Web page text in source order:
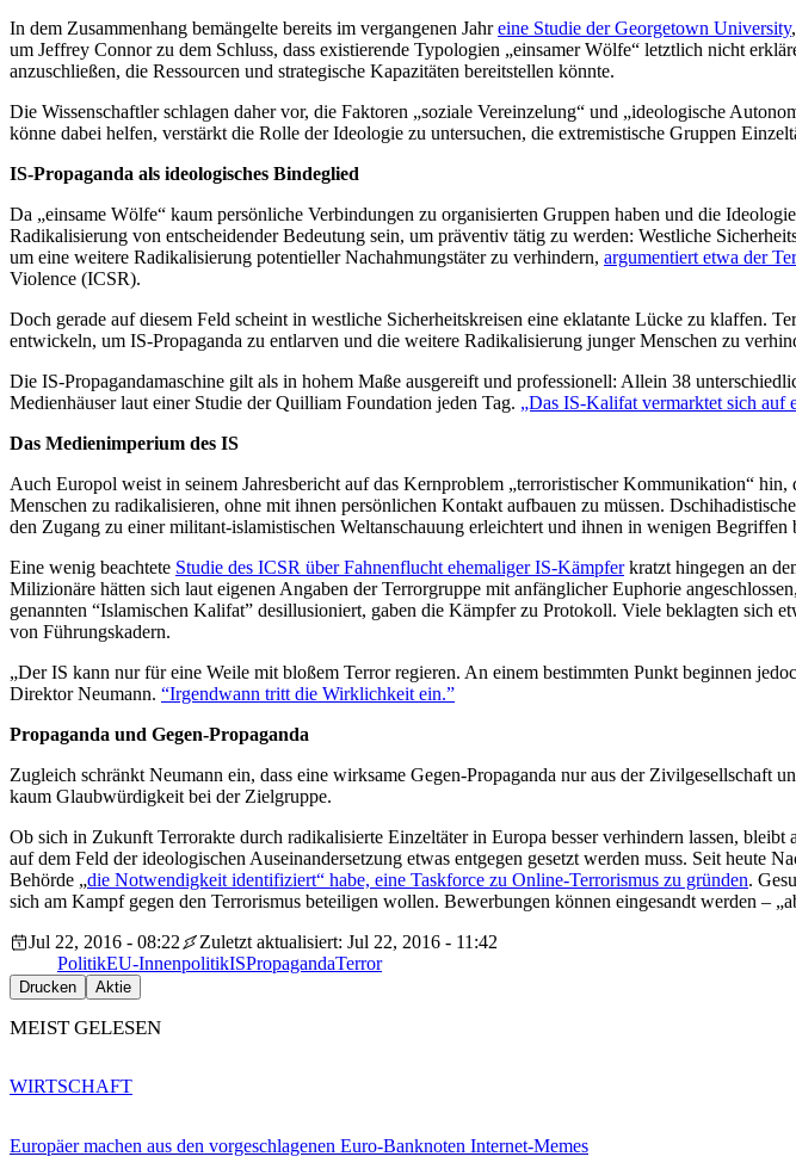
In dem Zusammenhang bemängelte bereits im vergangenen Jahreine Studie der Georgetown University
um Jeffrey Connor zu dem Schluss, dass existierende Typologien „einsamer Wölfe“ letztlich nicht
anzuschließen, die Ressourcen und strategische Kapazitäten bereitstellen könnte.
Die Wissenschaftler schlagen daher vor, die Faktoren „soziale Vereinzelung“ und „ideologische
könne dabei helfen, verstärkt die Rolle der Ideologie zu untersuchen, die extremistische Gruppen
IS-Propaganda als ideologisches Bindeglied
Da „einsame Wölfe“ kaum persönliche Verbindungen zu organisierten Gruppen haben und die
Radikalisierung von entscheidender Bedeutung sein, um präventiv tätig zu werden: Westliche
um eine weitere Radikalisierung potentieller Nachahmungstäter zu verhindern, argumentiert etwa der
Violence (ICSR).
Doch gerade auf diesem Feld scheint in westliche Sicherheitskreisen eine eklatante Lücke zu klaffen.
entwickeln, um IS-Propaganda zu entlarven und die weitere Radikalisierung junger Menschen zu
Die IS-Propagandamaschine gilt als in hohem Maße ausgereift und professionell: Allein 38
Medienhäuser laut einer Studie der Quilliam Foundation jeden Tag. „Das IS-Kalifat vermarktet sich auf
Das Medienimperium des IS
Auch Europol weist in seinem Jahresbericht auf das Kernproblem „terroristischer Kommunikation“
Menschen zu radikalisieren, ohne mit ihnen persönlichen Kontakt aufbauen zu müssen.
den Zugang zu einer militant-islamistischen Weltanschauung erleichtert und ihnen in wenigen
Eine wenig beachtete Studie des ICSR über Fahnenflucht ehemaliger IS-Kämpferkratzt hingegen an
Milizionäre hätten sich laut eigenen Angaben der Terrorgruppe mit anfänglicher Euphorie
genannten “Islamischen Kalifat” desillusioniert, gaben die Kämpfer zu Protokoll. Viele beklagten
von Führungskadern.
„Der IS kann nur für eine Weile mit bloßem Terror regieren. An einem bestimmten Punkt beginnen
Direktor Neumann. “Irgendwann tritt die Wirklichkeit ein.”
Propaganda und Gegen-Propaganda
Zugleich schränkt Neumann ein, dass eine wirksame Gegen-Propaganda nur aus der Zivilgesellschaft
kaum Glaubwürdigkeit bei der Zielgruppe.
Ob sich in Zukunft Terrorakte durch radikalisierte Einzeltäter in Europa besser verhindern lassen,
auf dem Feld der ideologischen Auseinandersetzung etwas entgegen gesetzt werden muss. Seit heute
Behörde „die Notwendigkeit identifiziert“ habe, eine Taskforce zu Online-Terrorismus zu gründen.
sich am Kampf gegen den Terrorismus beteiligen wollen. Bewerbungen können eingesandt werden –
Jul 22, 2016 - 08:22
Zuletzt aktualisiert: Jul 22, 2016 - 11:42
PolitikEU-InnenpolitikISPropagandaTerror
Drucken Aktie
MEIST GELESEN
Europäer machen aus den vorgeschlagenen Euro-Banknoten Internet-Memes
WIRTSCHAFT